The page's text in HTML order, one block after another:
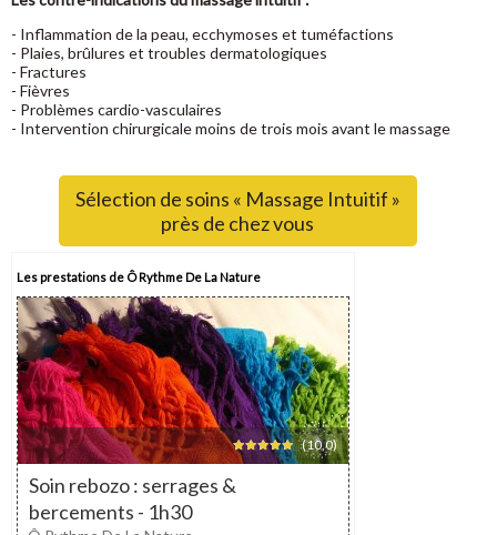
- Inflammation de la peau, ecchymoses et tuméfactions
- Plaies, brûlures et troubles dermatologiques
- Fractures
- Fièvres
- Problèmes cardio-vasculaires
- Intervention chirurgicale moins de trois mois avant le massage
Sélection de soins « Massage Intuitif »
près de chez vous
Les prestations de Ô Rythme De La Nature
(10,0)
Soin rebozo : serrages &
bercements - 1h30